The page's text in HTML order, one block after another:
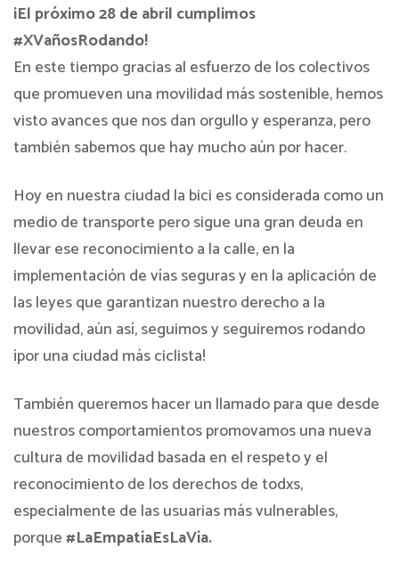
¡El próximo 28 de abril cumplimos
#XVañosRodando!
En este tiempo gracias al esfuerzo de los colectivos
que promueven una movilidad más sostenible, hemos
visto avances que nos dan orgullo y esperanza, pero
también sabemos que hay mucho aún por hacer.
Hoy en nuestra ciudad la bici es considerada como un
medio de transporte pero sigue una gran deuda en
llevar ese reconocimiento a la calle, en la
implementación de vías seguras y en la aplicación de
las leyes que garantizan nuestro derecho a la
movilidad, aún así, seguimos y seguiremos rodando
¡por una ciudad más ciclista!
También queremos hacer un llamado para que desde
nuestros comportamientos promovamos una nueva
cultura de movilidad basada en el respeto y el
reconocimiento de los derechos de todxs,
especialmente de las usuarias más vulnerables,
porque#LaEmpatíaEsLaVía.